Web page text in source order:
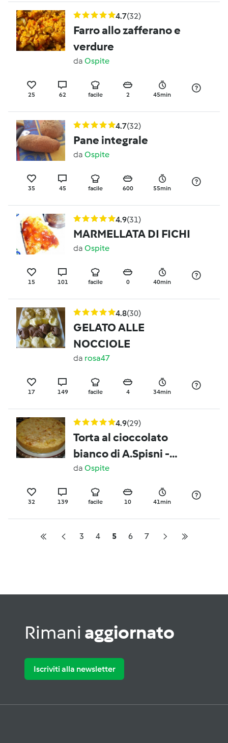
4.7(32)
Farro allo zafferano e
verdure
da Ospite
25 62 facile 2 45min
4.7(32)
Pane integrale
da Ospite
35 45 facile 600 55min
4.9(31)
MARMELLATA DI FICHI
da Ospite
15 101 facile 0 40min
4.8(30)
GELATO ALLE
NOCCIOLE
da rosa47
17 149 facile 4 34min
4.9(29)
Torta al cioccolato
bianco di A.Spisni -
pestifera version
da Ospite
32 139 facile 10 41min
3 4 5 6 7
Rimani aggiornato
Iscriviti alla newsletter